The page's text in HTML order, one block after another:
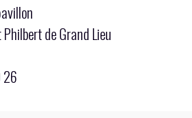
de Grand Lieu